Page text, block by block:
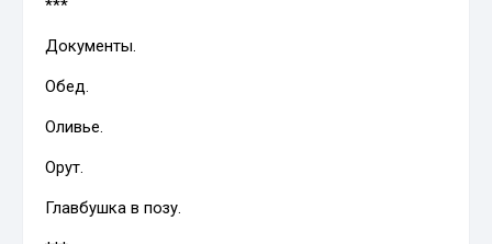
***
Документы.
Обед.
Оливье.
Орут.
Главбушка в позу.